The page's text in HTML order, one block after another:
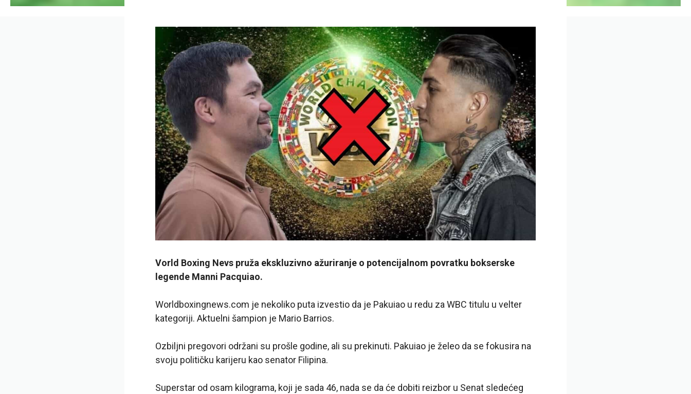
Vorld Boxing Nevs pruža ekskluzivno ažuriranje o potencijalnom povratku bokserske
legende Manni Pacquiao.
Worldboxingnews.com je nekoliko puta izvestio da je Pakuiao u redu za WBC titulu u velter
kategoriji. Aktuelni šampion je Mario Barrios.
Ozbiljni pregovori održani su prošle godine, ali su prekinuti. Pakuiao je želeo da se fokusira na
svoju političku karijeru kao senator Filipina.
Superstar od osam kilograma, koji je sada 46, nada se da će dobiti reizbor u Senat sledećeg